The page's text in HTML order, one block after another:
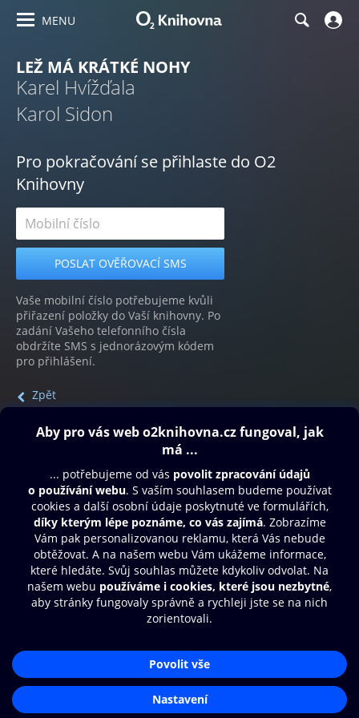
MENU
LEŽ MÁ KRÁTKÉ NOHY
Karel Hvížďala
Karol Sidon
Pro pokračování se přihlaste do O2
Knihovny
Vaše mobilní číslo potřebujeme kvůli
přiřazení položky do Vaší knihovny. Po
zadání Vašeho telefonního čísla
obdržíte SMS s jednorázovým kódem
pro přihlášení.
Zpět
Obsah ke stažení
Moje O2 Knihovna
Další zábava
© O2 Czech Republic a.s.
Přístupnost
Zásady zpracování osobních údajůAplikace O2 Knihovna
Čti a poslouchej své e-knihy a